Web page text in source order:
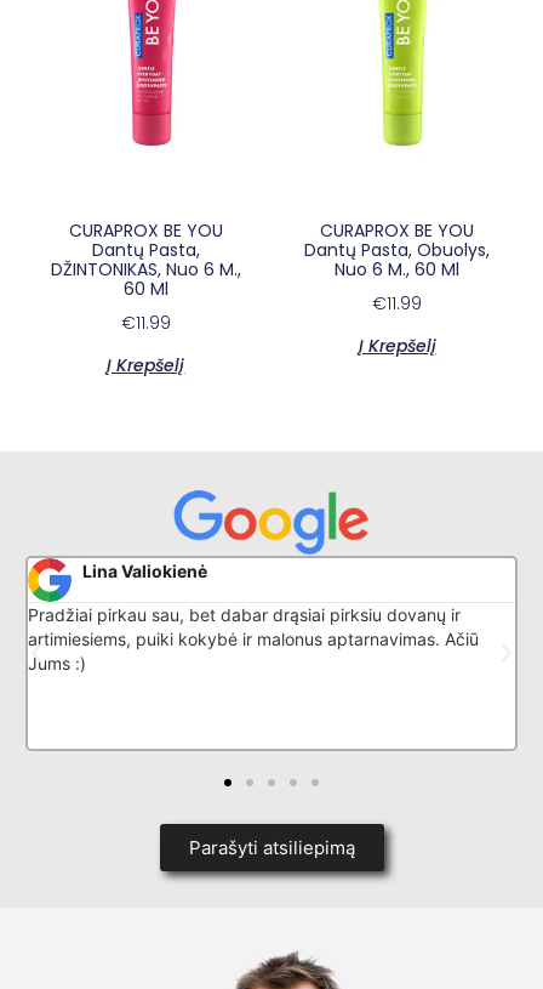
CURAPROX BE YOU
Dantų Pasta,
DŽINTONIKAS, Nuo 6 M.,
60 Ml
€11.99
Į Krepšelį
CURAPROX BE YOU
Dantų Pasta, Obuolys,
Nuo 6 M., 60 Ml
€11.99
Į Krepšelį
dabar drąsiai pirksiu dovanų ir
ir malonus aptarnavimas. Ačiū
Puikiai išmano savo
Parašyti atsiliepimą